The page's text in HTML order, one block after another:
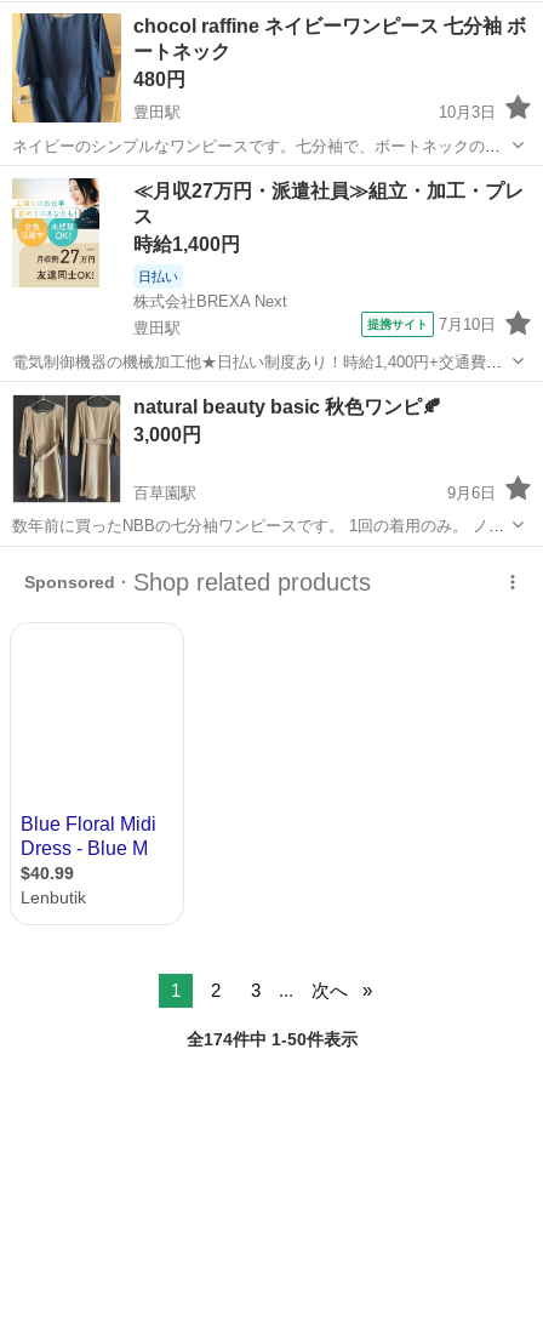
素材です 参観日や子どもの行事にも使えるかと思います
東京 日野市 ワンピース セットアップ
chocol raffine ネイビーワンピース 七分袖 ボ
ートネック
480円
豊田駅
10月3日
ネイビーのシンプルなワンピースです。七分袖で、ボートネックのデ
ザインが特徴です。カジュアルにもきれいめにも着こなせる一枚で
丈】約86cm 数回着用しましたが...
東京 日野市 豊田駅 ワンピース ピース
≪月収27万円・派遣社員≫組立・加工・プレ
ス
時給1,400円
日払い
株式会社BREXA Next
豊田駅
提携サイト 7月10日
電気制御機器の機械加工他★日払い制度あり！時給1,400円+交通費！
未経験者活躍中◎土日祝休み！年間休日126日★空調完備で快適！電車
で通勤可能な工場！就業先食堂あり！《東京都日野市》 人気の工場の
お仕事 ◇電気制御機器の...
東京 日野市
natural beauty basic 秋色ワンピ🍂
3,000円
百草園駅
9月6日
数年前に買ったNBBの七分袖ワンピースです。 1回の着用のみ。 ノー
クリーニング。 着丈→約87 袖丈→約55 【写真3枚目】 秋のチョット
したお出かけに いかがですか？(*^^*) 自宅保管のためNCNRお願いしま
1 2 3 ... 次へ
全174件中 1-50件表示